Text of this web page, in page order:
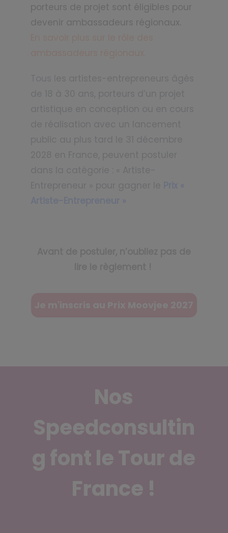
porteurs de projet sont éligibles pour
devenir ambassadeurs régionaux.
Nos
Speedconsultin
g font le Tour de
France !